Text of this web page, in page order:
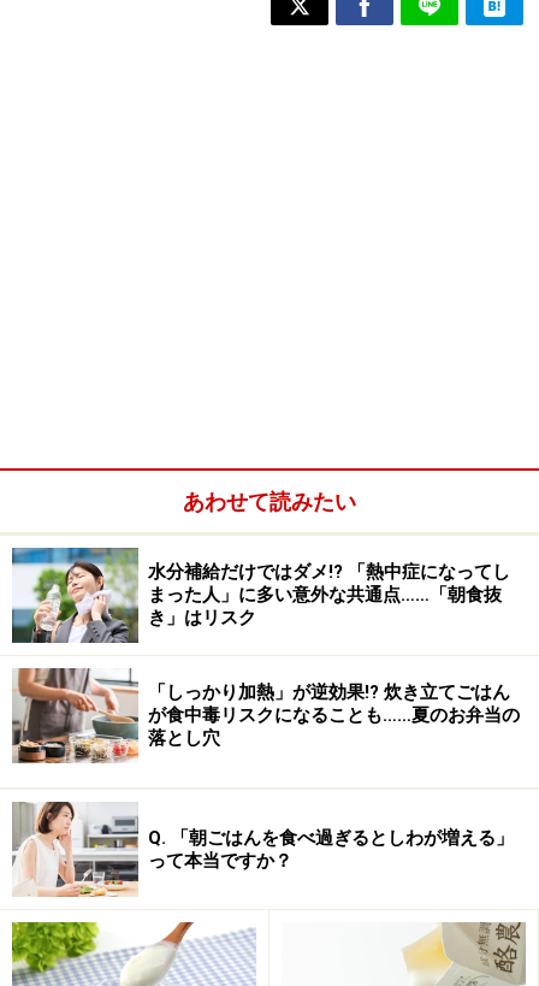
あわせて読みたい
水分補給だけではダメ!? 「熱中症になってし
まった人」に多い意外な共通点……「朝食抜
き」はリスク
「しっかり加熱」が逆効果!? 炊き立てごはん
が食中毒リスクになることも……夏のお弁当の
落とし穴
Q. 「朝ごはんを食べ過ぎるとしわが増える」
って本当ですか？